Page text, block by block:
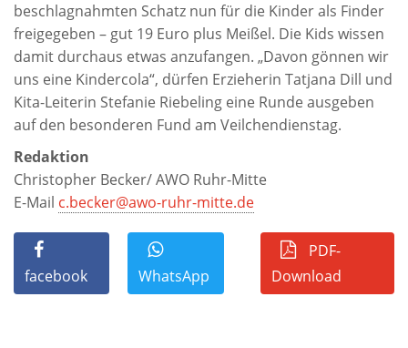
beschlagnahmten Schatz nun für die Kinder als Finder
freigegeben – gut 19 Euro plus Meißel. Die Kids wissen
damit durchaus etwas anzufangen. „Davon gönnen wir
uns eine Kindercola“, dürfen Erzieherin Tatjana Dill und
Kita-Leiterin Stefanie Riebeling eine Runde ausgeben
auf den besonderen Fund am Veilchendienstag.
Redaktion
Christopher Becker/ AWO Ruhr-Mitte
E-Mail c.becker@awo-ruhr-mitte.de
facebook WhatsApp
PDF-
Download